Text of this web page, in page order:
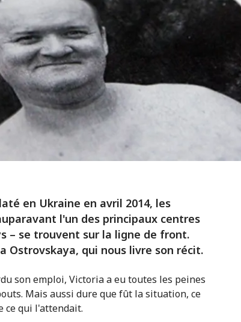
en Ukraine en avril 2014, les
l'un des principaux centres
– se trouvent sur la ligne de front.
Ostrovskaya, qui nous livre son récit.
son emploi, Victoria a eu toutes les peines
Mais aussi dure que fût la situation, ce
ce qui l'attendait.